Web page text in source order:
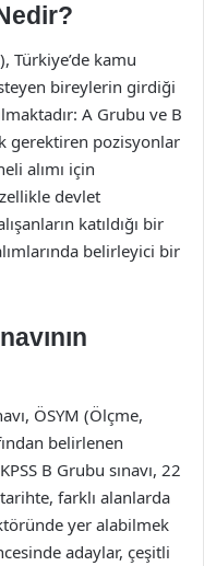
Türkiye’de kamu
bireylerin girdiği
A Grubu ve B
gerektiren pozisyonlar
alımı için
devlet
katıldığı bir
belirleyici bir
ÖSYM (Ölçme,
belirlenen
B Grubu sınavı, 22
farklı alanlarda
yer alabilmek
adaylar, çeşitli